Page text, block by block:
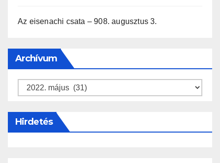
Az eisenachi csata – 908. augusztus 3.
Archívum
Archívum
Hirdetés